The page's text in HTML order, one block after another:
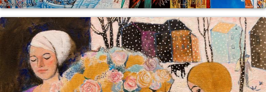
холст, масло